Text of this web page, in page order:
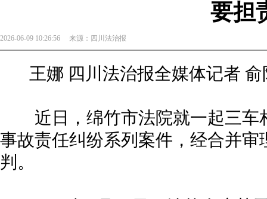
要担
2026-06-09 10:26:56 来源： 四川法治报
王娜 四川法治报全媒体记者 俞
近日，绵竹市法院就一起三车
事故责任纠纷系列案件，经合并
判。